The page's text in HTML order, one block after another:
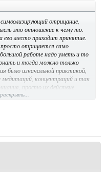
отрицание,
это отношение к чему то.
его место приходит принятие.
отрицается само
работе надо уметь и то
и тогда можно только
было изначальной практикой,
медитаций, концентраций и так
просто их действие
Потому нужно просто
и мотив, что
мотивы, начинаешь
уверенней и эффективней,